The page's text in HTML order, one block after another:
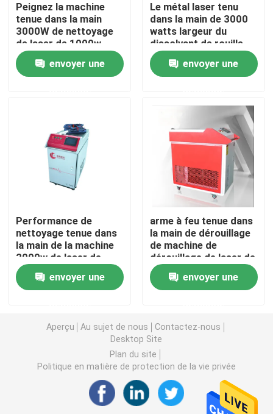
Contactez-nous
Nouvelles
Demandez une citation
Bras de robot de Yaskawa
Postes de travail robotiques
Accessoires de robot
Dispositif de couverture de robot
Pièces de robot
Positionneur de robot
Peignez la machine
tenue dans la main
3000W de nettoyage
de laser de 1000w
1500w
envoyer une
Le métal laser tenu
dans la main de 3000
watts largeur du
dissolvant de rouille
30cm
envoyer une
Performance de
nettoyage tenue dans
la main de la machine
2000w de laser de
fibre haute
envoyer une
arme à feu tenue dans
la main de dérouillage
de machine de
dérouillage de laser de
1500W 1000W
envoyer une
Aperçu Au sujet de nous
Contactez-nous
Desktop Site
Plan du site
Politique en matière de protection de la vie privée